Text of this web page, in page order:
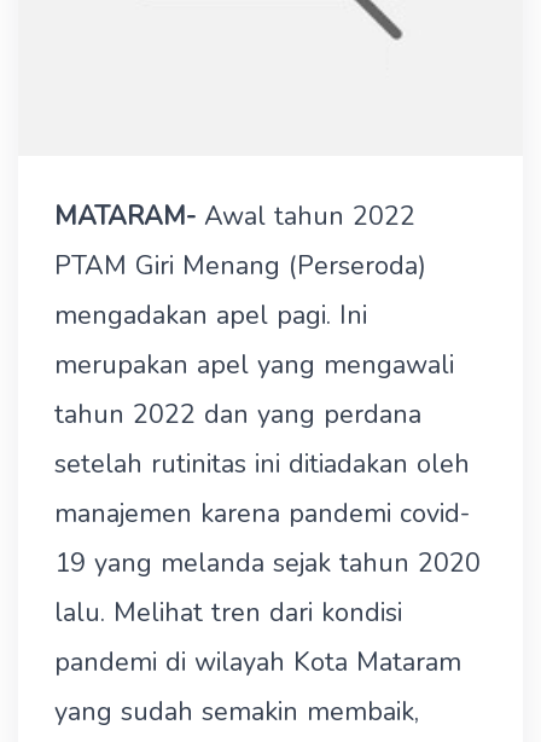
MATARAM- Awal tahun 2022
PTAM Giri Menang (Perseroda)
mengadakan apel pagi. Ini
merupakan apel yang mengawali
tahun 2022 dan yang perdana
setelah rutinitas ini ditiadakan oleh
manajemen karena pandemi covid-
19 yang melanda sejak tahun 2020
lalu. Melihat tren dari kondisi
pandemi di wilayah Kota Mataram
yang sudah semakin membaik,